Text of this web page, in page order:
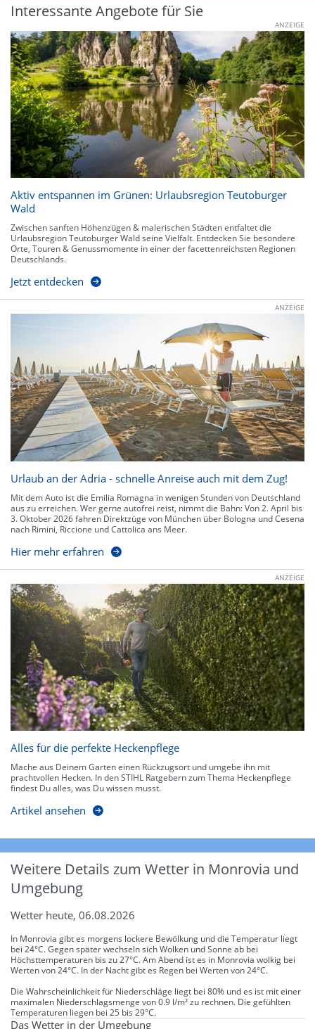
Interessante Angebote für Sie
ANZEIGE
Aktiv entspannen im Grünen: Urlaubsregion Teutoburger
Wald
Zwischen sanften Höhenzügen & malerischen Städten entfaltet die
Urlaubsregion Teutoburger Wald seine Vielfalt. Entdecken Sie besondere
Orte, Touren & Genussmomente in einer der facettenreichsten Regionen
Deutschlands.
Jetzt entdecken
ANZEIGE
Urlaub an der Adria - schnelle Anreise auch mit dem Zug!
Mit dem Auto ist die Emilia Romagna in wenigen Stunden von Deutschland
aus zu erreichen. Wer gerne autofrei reist, nimmt die Bahn: Von 2. April bis
3. Oktober 2026 fahren Direktzüge von München über Bologna und Cesena
nach Rimini, Riccione und Cattolica ans Meer.
Hier mehr erfahren
ANZEIGE
Alles für die perfekte Heckenpflege
Mache aus Deinem Garten einen Rückzugsort und umgebe ihn mit
prachtvollen Hecken. In den STIHL Ratgebern zum Thema Heckenpflege
findest Du alles, was Du wissen musst.
Artikel ansehen
Weitere Details zum Wetter in Monrovia und
Umgebung
Wetter heute, 06.08.2026
In Monrovia gibt es morgens lockere Bewölkung und die Temperatur liegt
bei 24°C. Gegen später wechseln sich Wolken und Sonne ab bei
Höchsttemperaturen bis zu 27°C. Am Abend ist es in Monrovia wolkig bei
Werten von 24°C. In der Nacht gibt es Regen bei Werten von 24°C.
Die Wahrscheinlichkeit für Niederschläge liegt bei 80% und es ist mit einer
maximalen Niederschlagsmenge von 0.9 l/m² zu rechnen. Die gefühlten
Temperaturen liegen bei 25 bis 29°C.
Das Wetter in der Umgebung